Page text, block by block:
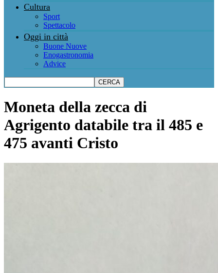
Cultura
Sport
Spettacolo
Oggi in città
Buone Nuove
Enogastronomia
Advice
Moneta della zecca di
Agrigento databile tra il 485 e
475 avanti Cristo